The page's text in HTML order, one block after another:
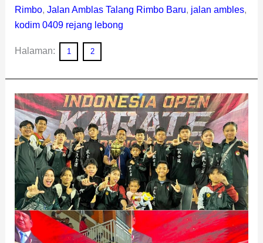
Rimbo, Jalan Amblas Talang Rimbo Baru, jalan ambles,
kodim 0409 rejang lebong
Halaman: 1 2
Karateka
Kodim
0409
Rejang
Lebong
Sabet
Emas,
Tembus
7